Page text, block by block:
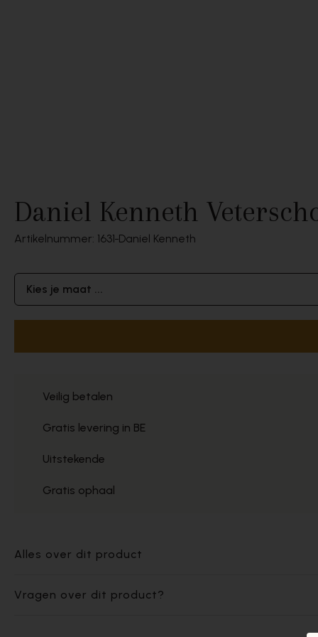
Daniel Kenneth
Artikelnummer: 1631 Daniel Kenneth
Kies je maat ...
Veilig betalen
Gratis levering in BE
Uitstekende
Gratis ophaal
Alles over dit product
Vragen over dit product?